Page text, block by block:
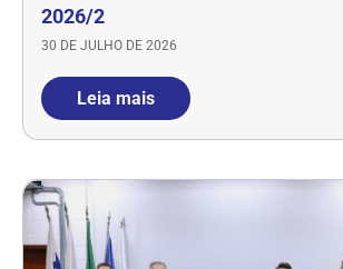
2026/2
30 DE JULHO DE 2026
Leia mais